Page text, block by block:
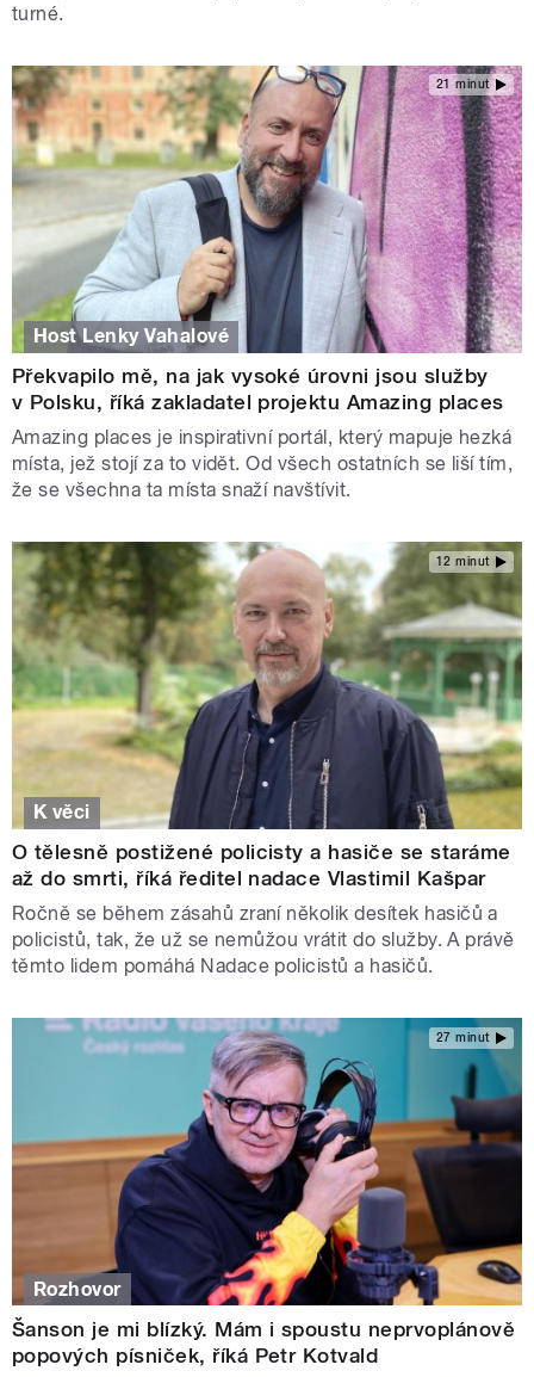
turné.
21 minut
Host Lenky Vahalové
Překvapilo mě, na jak vysoké úrovni jsou služby
v Polsku, říká zakladatel projektu Amazing places
Amazing places je inspirativní portál, který mapuje hezká
místa, jež stojí za to vidět. Od všech ostatních se liší tím,
že se všechna ta místa snaží navštívit.
12 minut
K věci
O tělesně postižené policisty a hasiče se staráme
až do smrti, říká ředitel nadace Vlastimil Kašpar
Ročně se během zásahů zraní několik desítek hasičů a
policistů, tak, že už se nemůžou vrátit do služby. A právě
těmto lidem pomáhá Nadace policistů a hasičů.
27 minut
Rozhovor
Šanson je mi blízký. Mám i spoustu neprvoplánově
popových písniček, říká Petr Kotvald